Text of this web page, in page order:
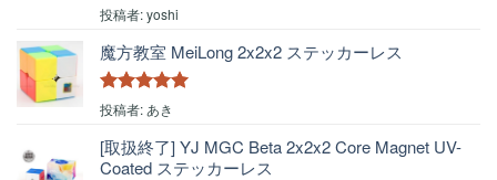
5段階中4
の評価
投稿者: yoshi
魔方教室 MeiLong 2x2x2 ステッカーレス
5段階中 5
投稿者: あき
[取扱終了] YJ MGC Beta 2x2x2 Core Magnet UV-
Coated ステッカーレス